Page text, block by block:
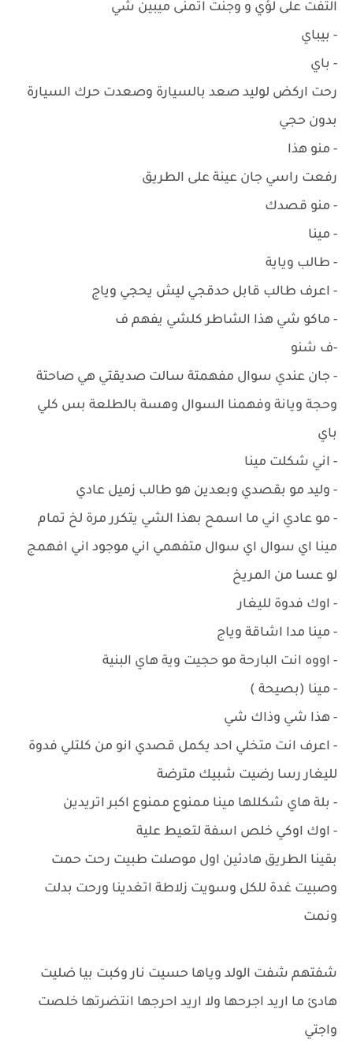
التفت على لؤي و وجنت اتمنى ميبين شي
- بيباي
- باي
رحت اركض لوليد صعد بالسيارة وصعدت حرك السيارة
بدون حجي
- منو هذا
رفعت راسي جان عينة على الطريق
- منو قصدك
- مينا
- طالب وياية
- اعرف طالب قابل حدقجي ليش يحجي وياج
- ماكو شي هذا الشاطر كلشي يفهم ف
-ف شنو
- جان عندي سوال مفهمتة سالت صديقتي هي صاحتة
وحجة ويانة وفهمنا السوال وهسة بالطلعة بس كلي
باي
- اني شكلت مينا
- وليد مو بقصدي وبعدين هو طالب زميل عادي
- مو عادي اني ما اسمح بهذا الشي يتكرر مرة لخ تمام
مينا اي سوال اي سوال متفهمي اني موجود اني افهمج
لو عسا من المريخ
- اوك فدوة لليغار
- مينا مدا اشاقة وياج
- اووه انت البارحة مو حجيت وية هاي البنية
- مينا (بصيحة )
- هذا شي وذاك شي
- اعرف انت متخلي احد يكمل قصدي انو من كلتلي فدوة
لليغار رسا رضيت شبيك مترضة
- بلة هاي شكللها مينا ممنوع ممنوع اكبر اتريدين
- اوك اوكي خلص اسفة لتعيط علية
بقينا الطريق هادئين اول موصلت طبيت رحت حمت
وصبيت غدة للكل وسويت زلاطة اتغدينا ورحت بدلت
ونمت
شفتهم شفت الولد وياها حسيت نار وكبت بيا ضليت
هادئ ما اريد اجرحها ولا اريد احرجها انتضرتها خلصت
واجتي